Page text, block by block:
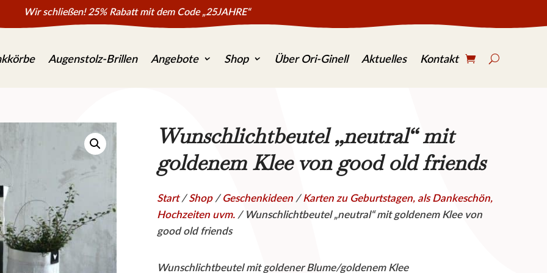
Wir schließen! 25% Rabatt mit dem Code „25JAHRE“
Augenstolz-Brillen Angebote Shop Über Ori-Ginell Aktuelles Kontakt
Wunschlichtbeutel „neutral“ mit
goldenem Klee von good old friends
Start/Shop/Geschenkideen /Karten zu Geburtstagen, als Dankeschön,
Hochzeiten uvm. / Wunschlichtbeutel „neutral“ mit goldenem Klee von
good old friends
Wunschlichtbeutel mit goldener Blume/goldenem Klee